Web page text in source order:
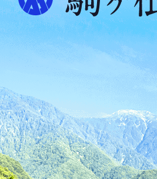
プ
ス
が
た
つ
映